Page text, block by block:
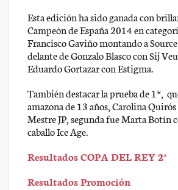
Esta edición ha sido ganada con
Campeón de España 2014 en
Francisco Gaviño montando a
delante de Gonzalo Blasco con Sij
Eduardo Gortazar con Estigma.
También destacar la prueba de 1*,
amazona de 13 años, Carolina
Mestre JP, segunda fue Marta Botín
caballo Ice Age.
Resultados COPA DEL REY 2*
Resultados Promoción